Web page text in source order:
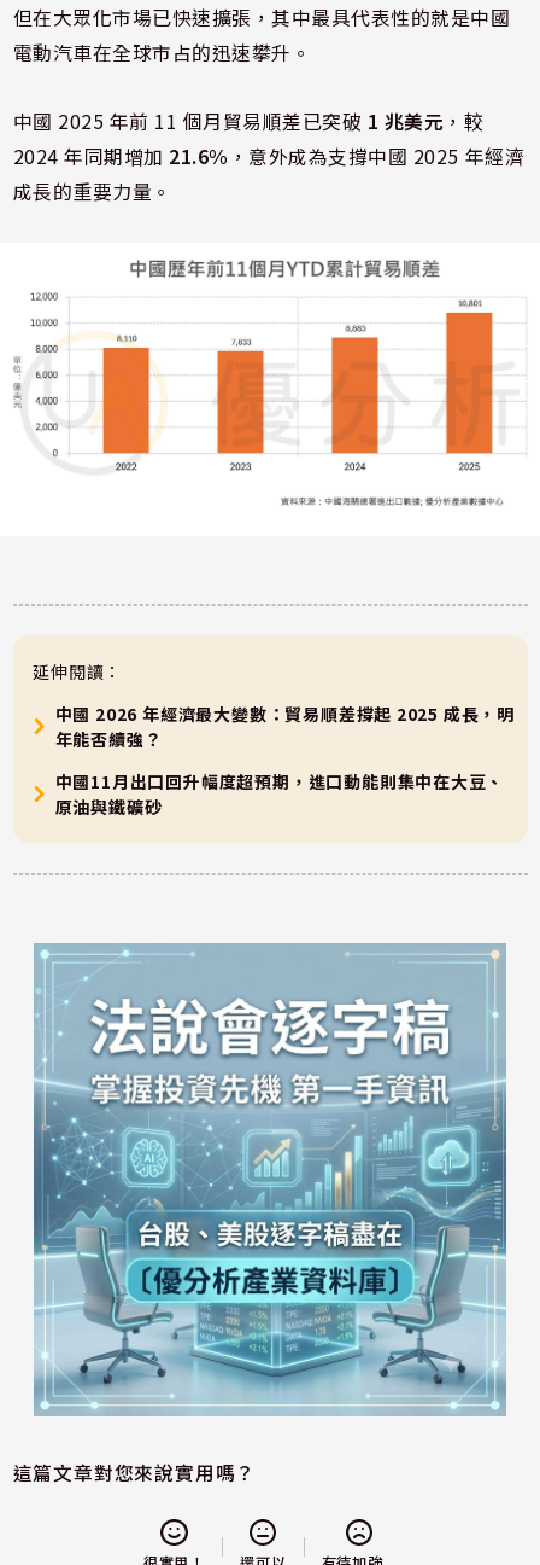
但在大眾化市場已快速擴張，其中最具代表性的就是中國
電動汽車在全球市占的迅速攀升。
中國 2025 年前 11 個月貿易順差已突破 1 兆美元 ，較
2024 年同期增加 21.6% ，意外成為支撐中國 2025 年經濟
成長的重要力量。
延伸閱讀：
中國 2026 年經濟最大變數：貿易順差撐起 2025 成長，明
年能否續強？
中國11月出口回升幅度超預期，進口動能則集中在大豆、
原油與鐵礦砂
這篇文章對您來說實用嗎？